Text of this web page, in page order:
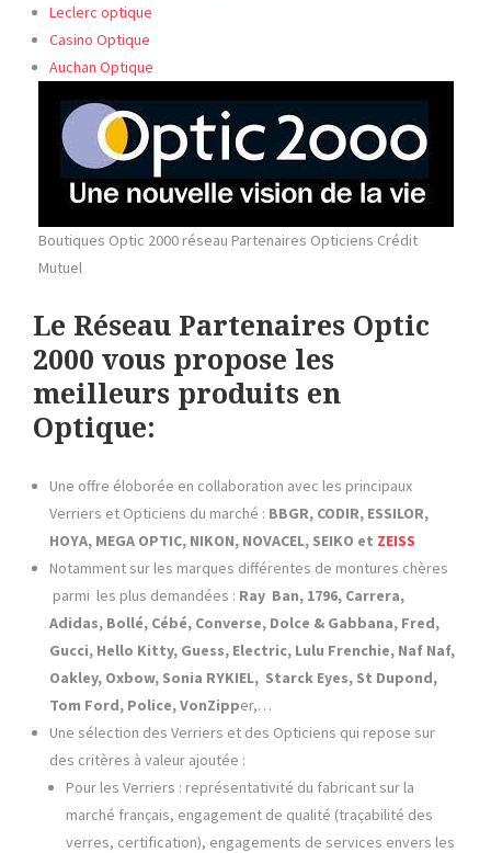
Leclerc optique
Casino Optique
Auchan Optique
Boutiques Optic 2000 réseau Partenaires Opticiens Crédit
Mutuel
Le Réseau Partenaires Optic
2000 vous propose les
meilleurs produits en
Optique:
Une offre éloborée en collaboration avec les principaux
Verriers et Opticiens du marché : BBGR, CODIR, ESSILOR,
HOYA, MEGA OPTIC, NIKON, NOVACEL, SEIKO et ZEISS
Notamment sur les marques différentes de montures chères
parmi les plus demandées : Ray Ban, 1796, Carrera,
Adidas, Bollé, Cébé, Converse, Dolce & Gabbana, Fred,
Gucci, Hello Kitty, Guess, Electric, Lulu Frenchie, Naf Naf,
Oakley, Oxbow, Sonia RYKIEL, Starck Eyes, St Dupond,
Tom Ford, Police, VonZipper,…
Une sélection des Verriers et des Opticiens qui repose sur
des critères à valeur ajoutée :
Pour les Verriers : représentativité du fabricant sur la
marché français, engagement de qualité (traçabilité des
verres, certification), engagements de services envers les